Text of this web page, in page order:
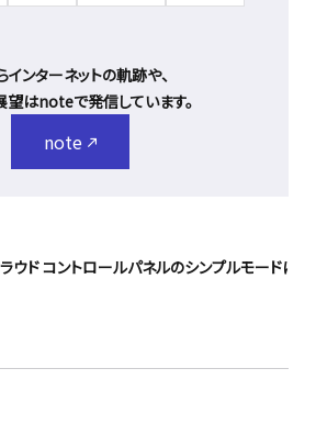
インターネットの軌跡や、
望はnoteで発信しています。
note
ウド コントロールパネルのシンプルモードに